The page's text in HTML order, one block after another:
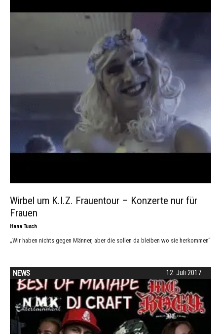
Wirbel um K.I.Z. Frauentour – Konzerte nur für
Frauen
Hana Tusch -
„Wir haben nichts gegen Männer, aber die sollen da bleiben wo sie herkommen“
12. Juli 2017
NEWS